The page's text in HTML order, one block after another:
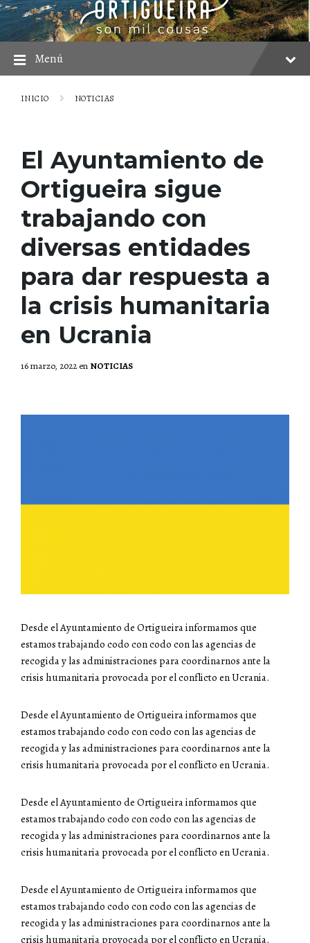
saltar
al
contenido
Saltar
a
la
navegación
principal
Saltar
al
pie
Menú
INICIO NOTICIAS
El Ayuntamiento de
Ortigueira sigue
trabajando con
diversas entidades
para dar respuesta a
la crisis humanitaria
en Ucrania
16 marzo, 2022 en NOTICIAS
Desde el Ayuntamiento de Ortigueira informamos que
estamos trabajando codo con codo con las agencias de
recogida y las administraciones para coordinarnos ante la
crisis humanitaria provocada por el conflicto en Ucrania.
Desde el Ayuntamiento de Ortigueira informamos que
estamos trabajando codo con codo con las agencias de
recogida y las administraciones para coordinarnos ante la
crisis humanitaria provocada por el conflicto en Ucrania.
Desde el Ayuntamiento de Ortigueira informamos que
estamos trabajando codo con codo con las agencias de
recogida y las administraciones para coordinarnos ante la
crisis humanitaria provocada por el conflicto en Ucrania.
Desde el Ayuntamiento de Ortigueira informamos que
estamos trabajando codo con codo con las agencias de
recogida y las administraciones para coordinarnos ante la
crisis humanitaria provocada por el conflicto en Ucrania.